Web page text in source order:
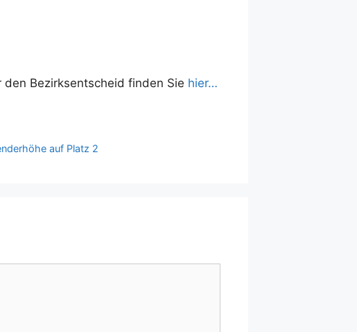
Bezirksentscheid finden Sie hier…
auf Platz 2